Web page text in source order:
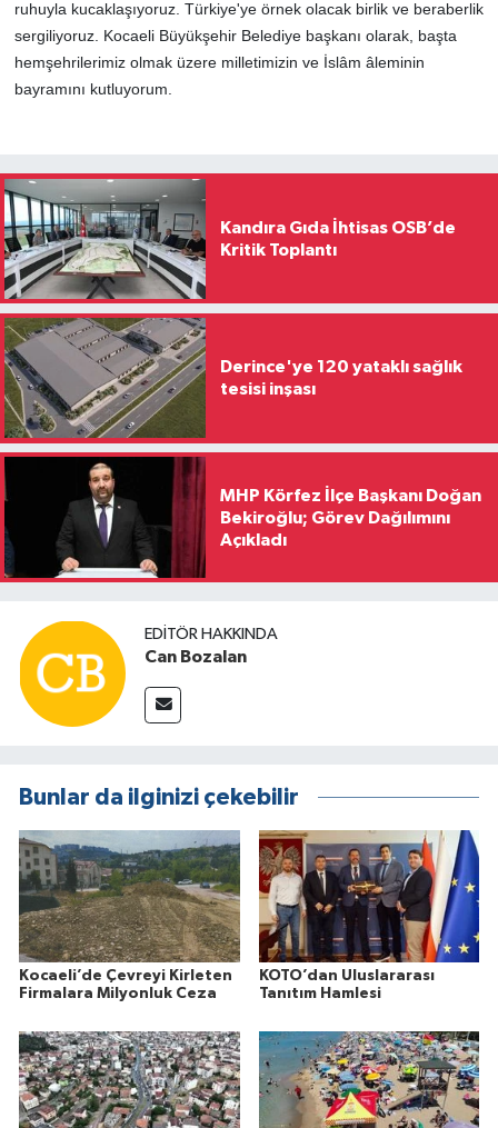
ruhuyla kucaklaşıyoruz. Türkiye'ye örnek olacak birlik ve beraberlik
sergiliyoruz. Kocaeli Büyükşehir Belediye başkanı olarak, başta
hemşehrilerimiz olmak üzere milletimizin ve İslâm âleminin
bayramını kutluyorum.​
Kandıra Gıda İhtisas OSB’de
Kritik Toplantı
Derince'ye 120 yataklı sağlık
tesisi inşası
MHP Körfez İlçe Başkanı Doğan
Bekiroğlu; Görev Dağılımını
Açıkladı
EDITÖR HAKKINDA
Can Bozalan
Bunlar da ilginizi çekebilir
Kocaeli’de Çevreyi Kirleten
Firmalara Milyonluk Ceza
KOTO’dan Uluslararası
Tanıtım Hamlesi